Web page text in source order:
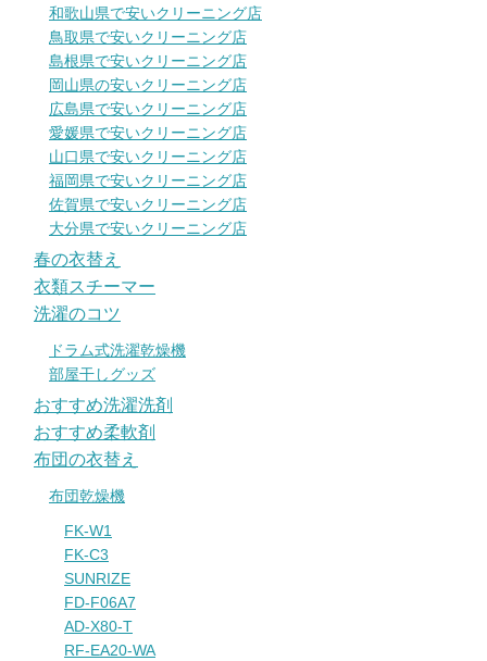
和歌山県で安いクリーニング店
鳥取県で安いクリーニング店
島根県で安いクリーニング店
岡山県の安いクリーニング店
広島県で安いクリーニング店
愛媛県で安いクリーニング店
山口県で安いクリーニング店
福岡県で安いクリーニング店
佐賀県で安いクリーニング店
大分県で安いクリーニング店
春の衣替え
衣類スチーマー
洗濯のコツ
ドラム式洗濯乾燥機
部屋干しグッズ
おすすめ洗濯洗剤
おすすめ柔軟剤
布団の衣替え
布団乾燥機
FK-W1
FK-C3
SUNRIZE
FD-F06A7
AD-X80-T
RF-EA20-WA